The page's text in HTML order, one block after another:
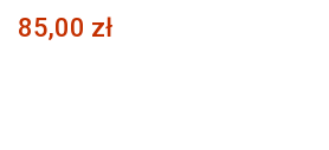
85,00 zł